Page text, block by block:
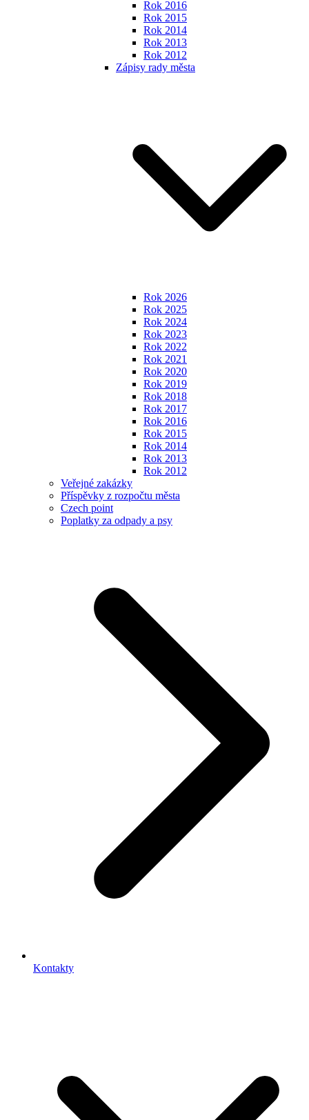
Rok 2016
Rok 2015
Rok 2014
Rok 2013
Rok 2012
Zápisy rady města
Rok 2026
Rok 2025
Rok 2024
Rok 2023
Rok 2022
Rok 2021
Rok 2020
Rok 2019
Rok 2018
Rok 2017
Rok 2016
Rok 2015
Rok 2014
Rok 2013
Rok 2012
Veřejné zakázky
Příspěvky z rozpočtu města
Czech point
Poplatky za odpady a psy
Kontakty